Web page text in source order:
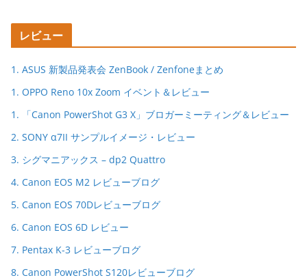
レビュー
1. ASUS 新製品発表会 ZenBook / Zenfoneまとめ
1. OPPO Reno 10x Zoom イベント＆レビュー
1. 「Canon PowerShot G3 X」ブロガーミーティング＆レビュー
2. SONY α7II サンプルイメージ・レビュー
3. シグマニアックス – dp2 Quattro
4. Canon EOS M2 レビューブログ
5. Canon EOS 70Dレビューブログ
6. Canon EOS 6D レビュー
7. Pentax K-3 レビューブログ
8. Canon PowerShot S120レビューブログ